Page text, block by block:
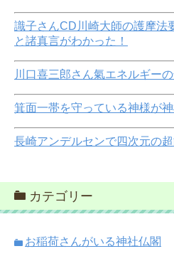
識子さんCD川崎大師の護摩法
と諸真言がわかった！
川口喜三郎さん氣エネルギー
箕面一帯を守っている神様が神
長崎アンデルセンで四次元の
カテゴリー
お稲荷さんがいる神社仏閣